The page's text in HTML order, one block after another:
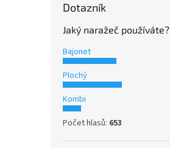
Dotazník
Jaký naražeč používáte?
Bajonet
Plochý
Kombi
Počet hlasů: 653